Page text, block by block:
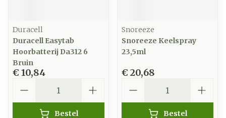
Duracell
Duracell Easytab
Hoorbatterij Da312 6
Bruin
€ 10,84
Bestel
Snoreeze
Snoreeze Keelspray
23,5ml
€ 20,68
Bestel